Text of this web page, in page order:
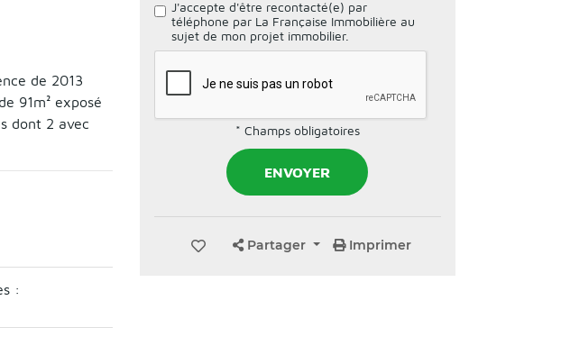
de 2013
91m² exposé
dont 2 avec
:
J'accepte d'être recontacté(e) par
téléphone par La Française Immobilière au
sujet de mon projet immobilier.
* Champs obligatoires
Partager Imprimer